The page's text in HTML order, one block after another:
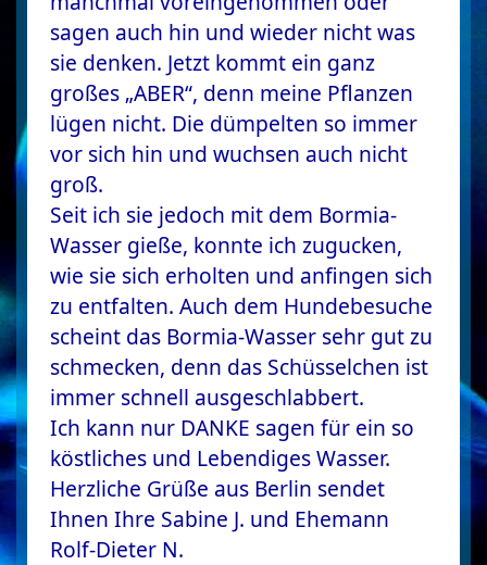
sagen auch hin und wieder nicht was
sie denken. Jetzt kommt ein ganz
großes „ABER“, denn meine Pflanzen
lügen nicht. Die dümpelten so immer
vor sich hin und wuchsen auch nicht
groß.
Seit ich sie jedoch mit dem Bormia-
Wasser gieße, konnte ich zugucken,
wie sie sich erholten und anfingen sich
zu entfalten. Auch dem Hundebesuche
scheint das Bormia-Wasser sehr gut zu
schmecken, denn das Schüsselchen ist
immer schnell ausgeschlabbert.
Ich kann nur DANKE sagen für ein so
köstliches und Lebendiges Wasser.
Herzliche Grüße aus Berlin sendet
Ihnen Ihre Sabine J. und Ehemann
Rolf-Dieter N.